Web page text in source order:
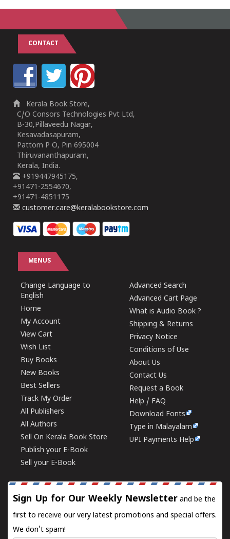
CONTACT
Kerala Book Store,
C/O Consors Technologies Pvt Ltd,
B-30,Pillaveedu Nagar,
Kesavadasapuram,
Pattom P O, Pin 695004
Thiruvananthapuram,
Kerala, India.
+919447945175,
+91471-2554670,
+91471-4851175
customer.care@keralabookstore.com
MENUS
Change Language to
English
Home
My Account
View Cart
Wish List
Buy Books
New Books
Best Sellers
Track My Order
All Publishers
All Authors
Sell On Kerala Book Store
Publish your E-Book
Sell your E-Book
Advanced Search
Advanced Cart Page
What is Audio Book ?
Shipping & Returns
Privacy Notice
Conditions of Use
About Us
Contact Us
Request a Book
Help / FAQ
Download Fonts
Type in Malayalam
UPI Payments Help
Sign Up for Our Weekly Newsletter and be the
first to receive our very latest promotions and special offers.
We don't spam!